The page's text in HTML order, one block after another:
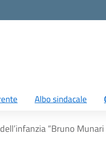
Albo sindacale
“Bruno